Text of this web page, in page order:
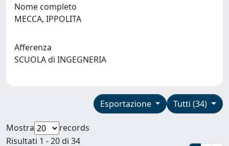
Nome completo
MECCA, IPPOLITA
Afferenza
SCUOLA di INGEGNERIA
Tutti (34)
Esportazione
Mostra
records
Risultati 1 - 20 di 34